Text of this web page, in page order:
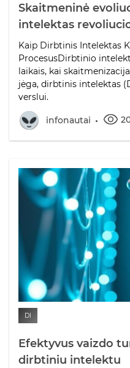
Skaitmeninė
intelektas
Kaip Dirbtinis Intelektas
ProcesusDirbtinio
laikais, kai
jėga, dirbtinis intelektas
verslui.
infonautai
DI
Efektyvus vaizdo
dirbtiniu intelektu